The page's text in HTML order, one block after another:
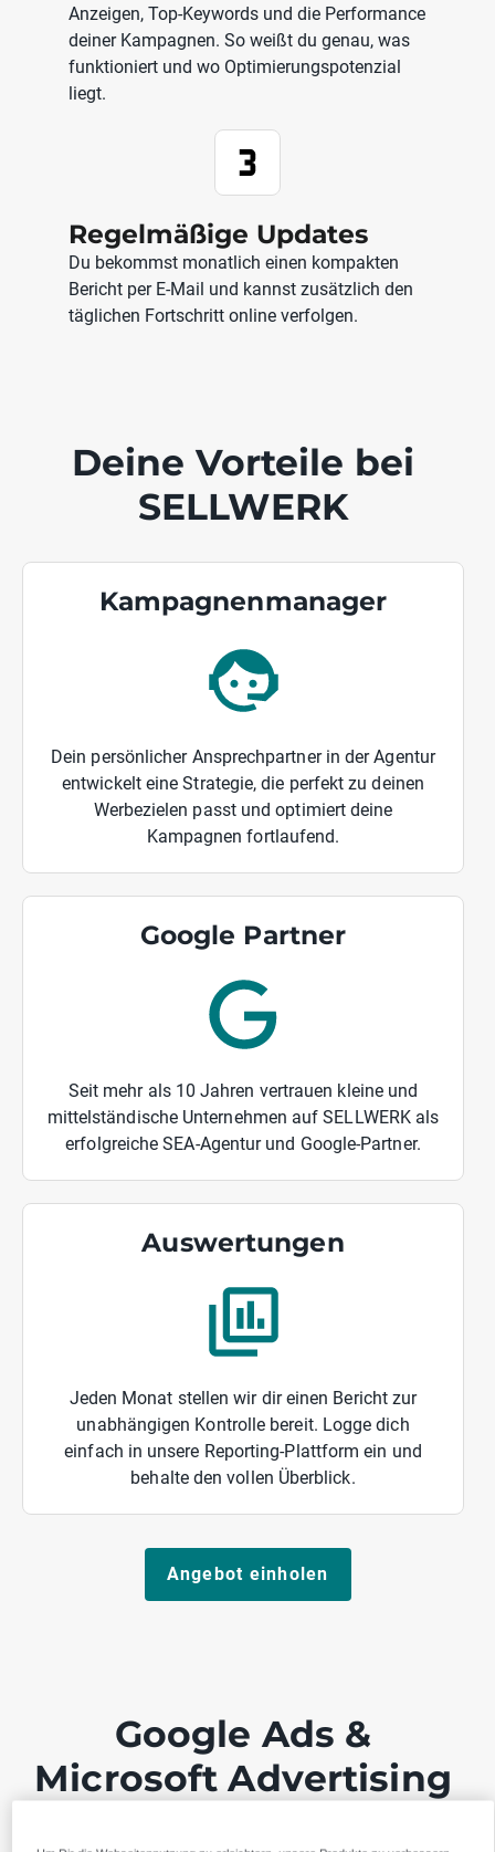
Anzeigen, Top-Keywords und die Performance
deiner Kampagnen. So weißt du genau, was
funktioniert und wo Optimierungspotenzial
liegt.
Regelmäßige Updates
Du bekommst monatlich einen kompakten
Bericht per E-Mail und kannst zusätzlich den
täglichen Fortschritt online verfolgen.
Deine Vorteile bei
SELLWERK
Kampagnenmanager
Dein persönlicher Ansprechpartner in der Agentur
entwickelt eine Strategie, die perfekt zu deinen
Werbezielen passt und optimiert deine
Kampagnen fortlaufend.
Google Partner
Seit mehr als 10 Jahren vertrauen kleine und
mittelständische Unternehmen auf SELLWERK als
erfolgreiche SEA-Agentur und Google-Partner.
Auswertungen
Jeden Monat stellen wir dir einen Bericht zur
unabhängigen Kontrolle bereit. Logge dich
einfach in unsere Reporting-Plattform ein und
behalte den vollen Überblick.
Angebot einholen
Google Ads &
Microsoft Advertising